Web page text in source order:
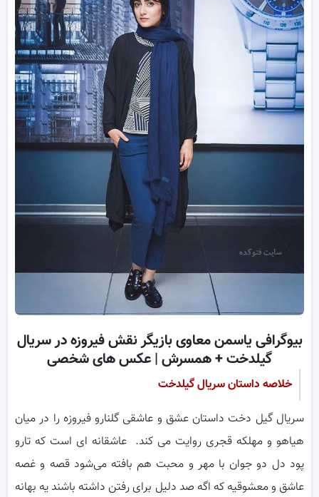
بیوگرافی یاسمن معاوی بازیگر نقش فیروزه در سریال
گیلدخت + همسرش | عکس های شخصی
خلاصه داستان سریال گیلدخت
سریال گیل دخت داستان عشق و عاشقی گلنارو فیروزه را در میان
هیاهو و مهلکه قجری روایت می کند. عاشقانه ای است که تارو
پود دل دو جوان با مهر و محبت هم بافته می‌شود قصه و غصه
عاشق و معشوقیه که اگه صد دلیل برای رفتن داشته باشند یه بهانه